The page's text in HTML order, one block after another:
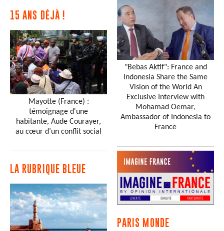
15 ANS DÉJÀ !
Mayotte (France) :
témoignage d'une
habitante, Aude Courayer,
au cœur d’un conflit social
LA RUBRIQUE BLEUE
"Bebas Aktif": France and
Indonesia Share the Same
Vision of the World An
Exclusive Interview with
Mohamad Oemar,
Ambassador of Indonesia to
France
PARIS MONDE